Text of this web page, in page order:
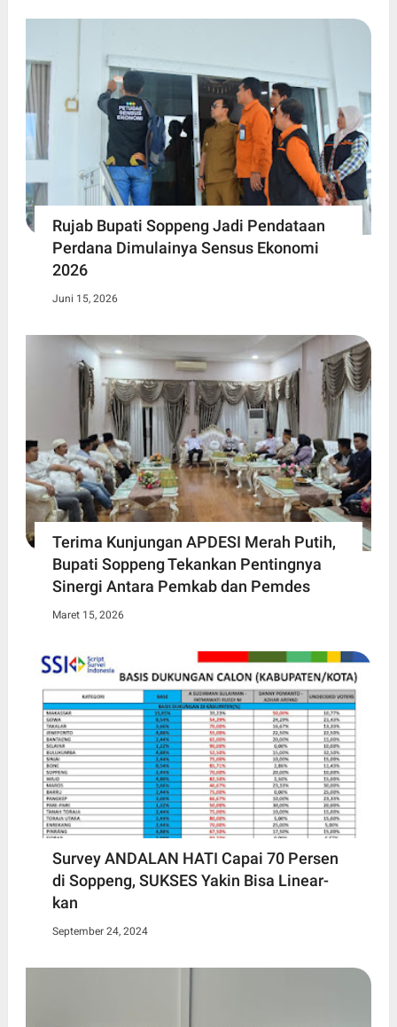
Rujab Bupati Soppeng Jadi Pendataan
Perdana Dimulainya Sensus Ekonomi
2026
Juni 15, 2026
Terima Kunjungan APDESI Merah Putih,
Bupati Soppeng Tekankan Pentingnya
Sinergi Antara Pemkab dan Pemdes
Maret 15, 2026
Survey ANDALAN HATI Capai 70 Persen
di Soppeng, SUKSES Yakin Bisa Linear-
kan
September 24, 2024